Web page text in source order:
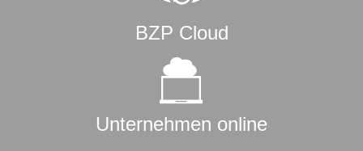
BZP Cloud
Unternehmen online